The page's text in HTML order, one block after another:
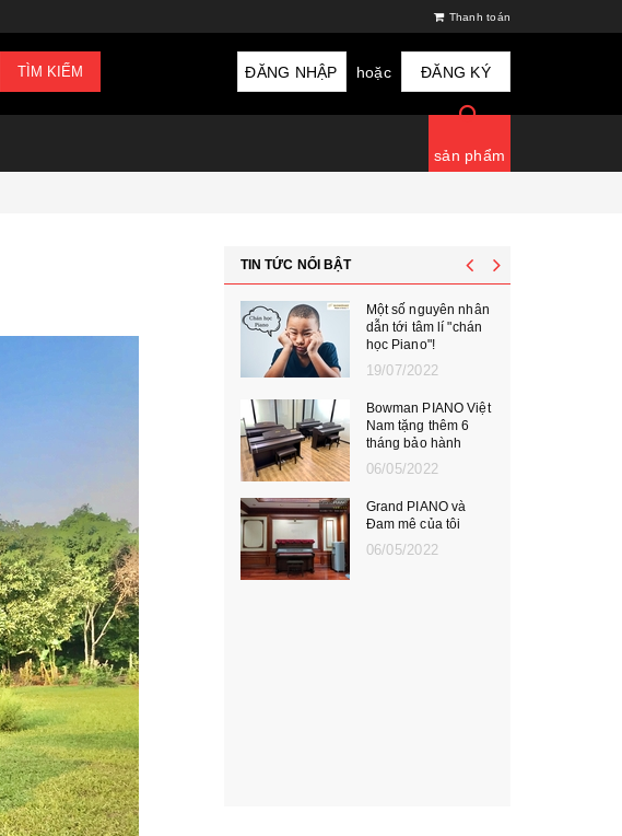
Thanh toán
TÌM KIẾM ĐĂNG NHẬP hoặc ĐĂNG KÝ
sản phẩm
TIN TỨC NỔI BẬT
Một số nguyên nhân
dẫn tới tâm lí "chán
học Piano"!
19/07/2022
Bowman PIANO Việt
Nam tặng thêm 6
tháng bảo hành
06/05/2022
Grand PIANO và
Đam mê của tôi
06/05/2022